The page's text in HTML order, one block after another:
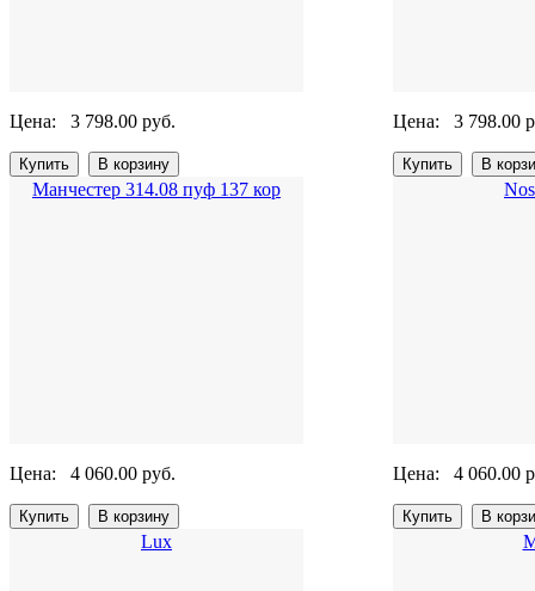
Цена: 3 798.00 руб. Цена: 3 798.00
Манчестер 314.08 пуф 137 кор
Цена: 4 060.00 руб. Цена: 4 060.00
Lux